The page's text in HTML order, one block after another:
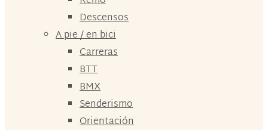
Descensos
A pie / en bici
Carreras
BTT
BMX
Senderismo
Orientación